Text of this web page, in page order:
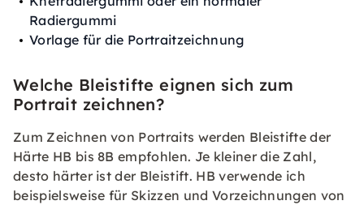
Radiergummi
Vorlage für die Portraitzeichnung
Welche Bleistifte eignen sich zum
Portrait zeichnen?
Zum Zeichnen von Portraits werden Bleistifte der
Härte HB bis 8B empfohlen. Je kleiner die Zahl,
desto härter ist der Bleistift. HB verwende ich
beispielsweise für Skizzen und Vorzeichnungen von